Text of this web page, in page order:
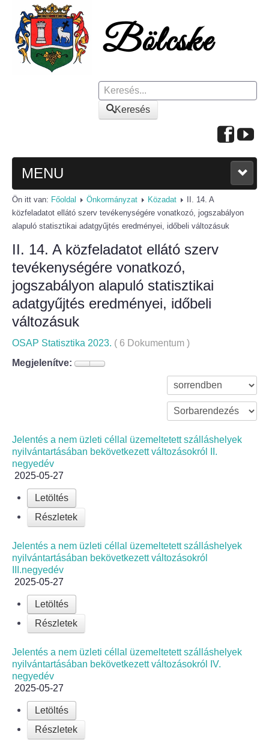
Keresés
Keresés
MENU
FŐOLDAL
Polgármesteri köszöntő
Bölcske település
Bölcske történelme
Mi újság Bölcskén?
Látnivalók
Szállások
Egyházak, civilek
Bölcskei női kar
Bölcskei Rákóczi Horgász Egyesület
Bölcskei Sportegyesület
Bölcskei Sólymok Íjász Baráti Kör
Amatőr Színjátszó Társulat Egyesület
Múló Évek Nyugdíjas Klub
Ön itt van: Főoldal Önkormányzat Közadat
II. 14. A
közfeladatot ellátó szerv tevékenységére vonatkozó, jogszabályon
alapuló statisztikai adatgyűjtés eredményei, időbeli változásuk
II. 14. A közfeladatot ellátó szerv
tevékenységére vonatkozó,
jogszabályon alapuló statisztikai
adatgyűjtés eredményei, időbeli
változásuk
OSAP Statisztika 2023. ( 6 Dokumentum )
Megjelenítve:
Jelentés a nem üzleti céllal üzemeltetett szálláshelyek
nyilvántartásában bekövetkezett változásokról II.
negyedév
2025-05-27
Letöltés
Részletek
Jelentés a nem üzleti céllal üzemeltetett szálláshelyek
nyilvántartásában bekövetkezett változásokról
III.negyedév
2025-05-27
Letöltés
Részletek
Jelentés a nem üzleti céllal üzemeltetett szálláshelyek
nyilvántartásában bekövetkezett változásokról IV.
negyedév
2025-05-27
Letöltés
Részletek